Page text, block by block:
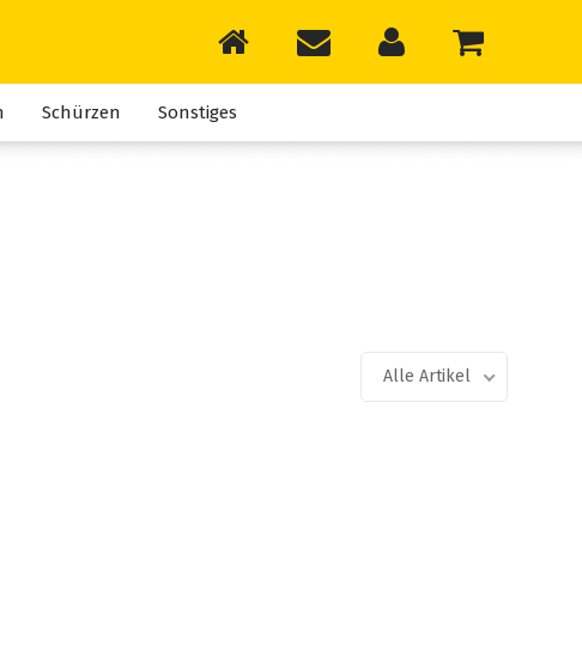
Schürzen Sonstiges
Alle Artikel